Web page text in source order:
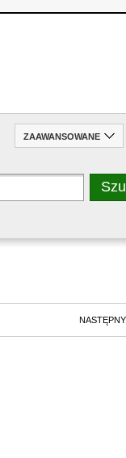
ZAAWANSOWANE